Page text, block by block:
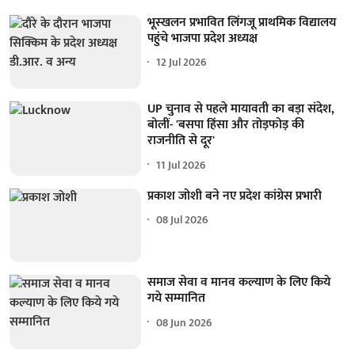
भूस्खलन प्रभावित लिंगजू प्राथमिक विद्यालय
पहुंचे भाजपा प्रदेश अध्यक्ष
12 Jul 2026
UP चुनाव से पहले मायावती का बड़ा संदेश,
बोलीं- 'बसपा हिंसा और तोड़फोड़ की
राजनीति से दूर'
11 Jul 2026
प्रकाश जोशी बने नए प्रदेश कांग्रेस प्रभारी
08 Jul 2026
समाज सेवा व मानव कल्याण के लिए किये
गये सम्मानित
08 Jun 2026